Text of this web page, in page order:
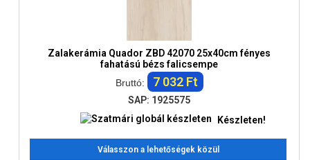
Zalakerámia Quador ZBD 42070 25x40cm fényes
fahatású bézs falicsempe
Bruttó:
7 032 Ft
SAP: 1925575
Készleten!
Válasszon a lehetőségek közül